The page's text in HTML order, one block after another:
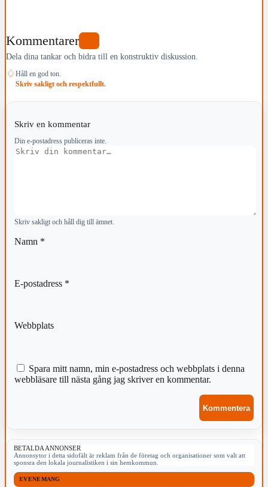
Kommentarer
Dela dina tankar och bidra till en konstruktiv diskussion.
♢ Håll en god ton.
Skriv sakligt och respektfullt.
Skriv en kommentar
Din e-postadress publiceras inte.
Kommentar
Skriv sakligt och håll dig till ämnet.
Namn *
E-postadress *
Webbplats
Spara mitt namn, min e-postadress och webbplats i denna
webbläsare till nästa gång jag skriver en kommentar.
BETALDA ANNONSER
Annonsytor i detta sidofält är reklam från de företag och organisationer som valt att
sponsra den lokala journalistiken i sin hemkommun.
EVENEMANG